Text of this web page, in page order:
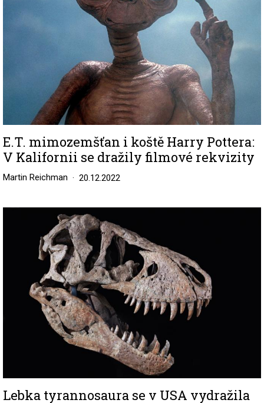
E.T. mimozemšťan i koště Harry Pottera:
V Kalifornii se dražily filmové rekvizity
Martin Reichman 20.12.2022
Lebka tyrannosaura se v USA vydražila